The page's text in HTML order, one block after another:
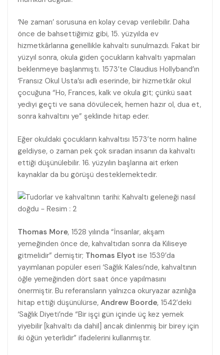
‘Ne zaman’ sorusuna en kolay cevap verilebilir. Daha
önce de bahsettiğimiz gibi, 15. yüzyılda ev
hizmetkârlarına genellikle kahvaltı sunulmazdı. Fakat bir
yüzyıl sonra, okula giden çocukların kahvaltı yapmaları
beklenmeye başlanmıştı. 1573’te Claudius Hollyband’ın
‘Fransız Okul Usta’sı adlı eserinde, bir hizmetkâr okul
çocuğuna “Ho, Frances, kalk ve okula git; çünkü saat
yediyi geçti ve sana dövülecek, hemen hazır ol, dua et,
sonra kahvaltını ye” şeklinde hitap eder.
Eğer okuldaki çocukların kahvaltısı 1573’te norm haline
geldiyse, o zaman pek çok sıradan insanın da kahvaltı
ettiği düşünülebilir. 16. yüzyılın başlarına ait erken
kaynaklar da bu görüşü desteklemektedir.
Thomas More, 1528 yılında “İnsanlar, akşam
yemeğinden önce de, kahvaltıdan sonra da Kiliseye
gitmelidir” demiştir; Thomas Elyot ise 1539’da
yayımlanan popüler eseri ‘Sağlık Kalesi’nde, kahvaltının
öğle yemeğinden dört saat önce yapılmasını
önermiştir. Bu referansların yalnızca okuryazar azınlığa
hitap ettiği düşünülürse, Andrew Boorde, 1542’deki
‘Sağlık Diyeti’nde “Bir işçi gün içinde üç kez yemek
yiyebilir [kahvaltı da dahil] ancak dinlenmiş bir birey için
iki öğün yeterlidir” ifadelerini kullanmıştır.